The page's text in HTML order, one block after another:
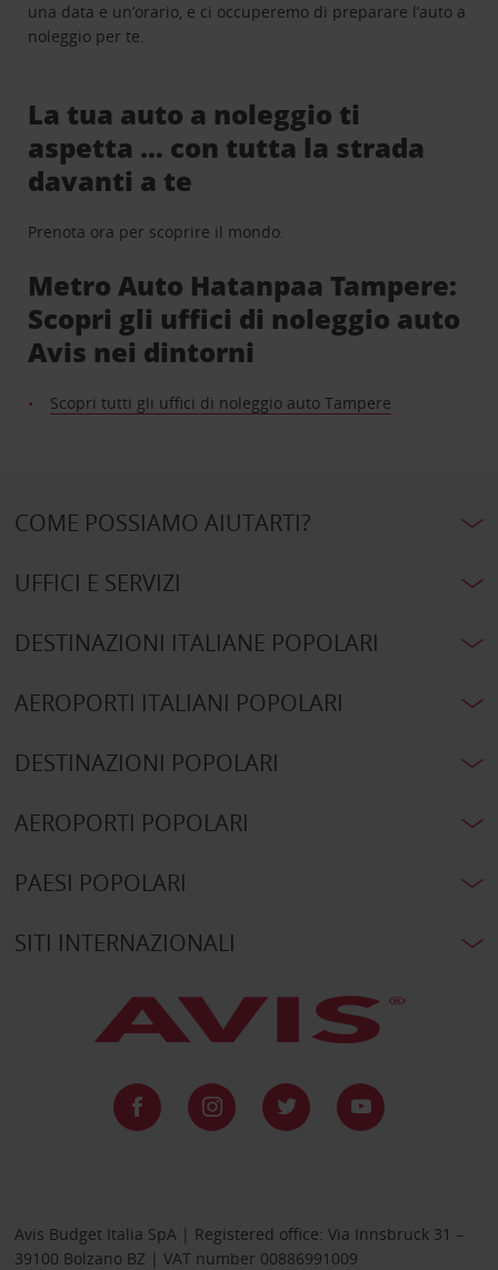
una data e un’orario, e ci occuperemo di preparare l’auto a
noleggio per te.
La tua auto a noleggio ti
aspetta … con tutta la strada
davanti a te
Prenota ora per scoprire il mondo.
Metro Auto Hatanpaa Tampere:
Scopri gli uffici di noleggio auto
Avis nei dintorni
Scopri tutti gli uffici di noleggio auto Tampere
COME POSSIAMO AIUTARTI?
UFFICI E SERVIZI
DESTINAZIONI ITALIANE POPOLARI
AEROPORTI ITALIANI POPOLARI
DESTINAZIONI POPOLARI
AEROPORTI POPOLARI
PAESI POPOLARI
SITI INTERNAZIONALI
Avis Budget Italia SpA | Registered office: Via Innsbruck 31 –
39100 Bolzano BZ | VAT number 00886991009